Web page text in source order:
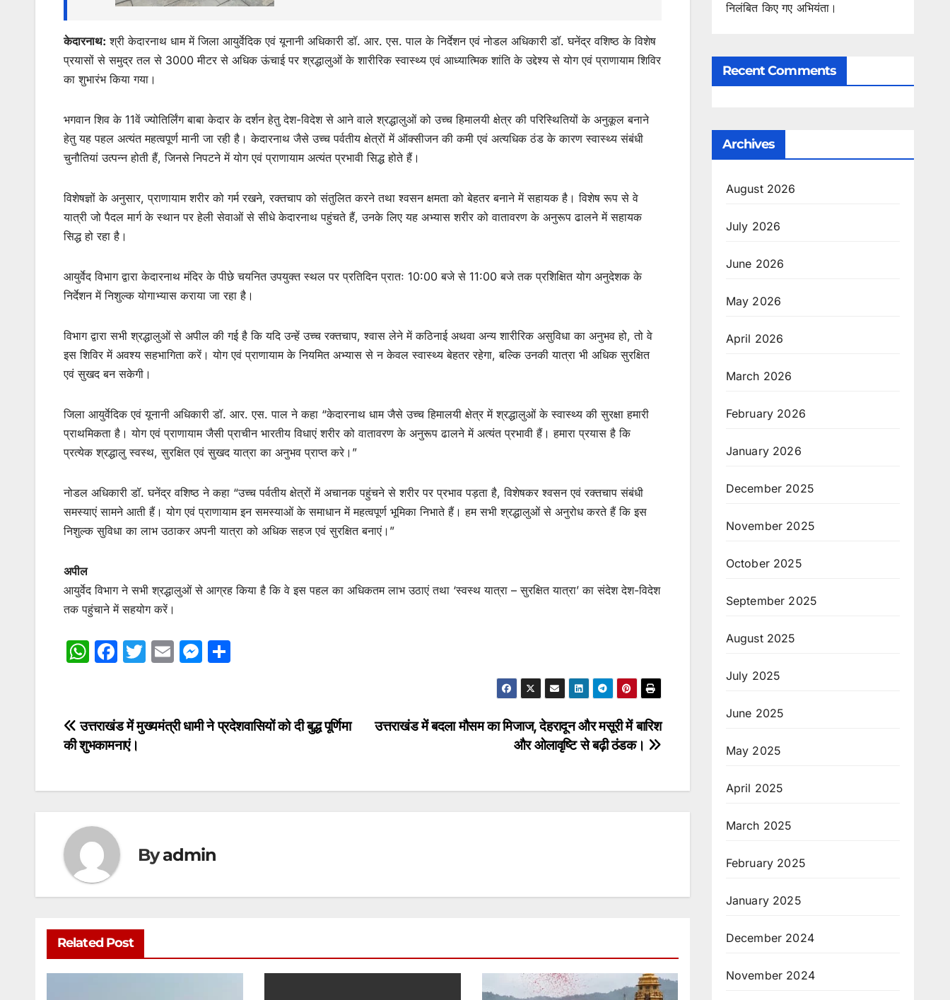
केदारनाथ: श्री केदारनाथ धाम में जिला आयुर्वेदिक एवं यूनानी अधिकारी डॉ. आर. एस. पाल के निर्देशन एवं नोडल अधिकारी डॉ. घनेंद्र वशिष्ठ के विशेष
प्रयासों से समुद्र तल से 3000 मीटर से अधिक ऊंचाई पर श्रद्धालुओं के शारीरिक स्वास्थ्य एवं आध्यात्मिक शांति के उद्देश्य से योग एवं प्राणायाम शिविर
का शुभारंभ किया गया।
भगवान शिव के 11वें ज्योतिर्लिंग बाबा केदार के दर्शन हेतु देश-विदेश से आने वाले श्रद्धालुओं को उच्च हिमालयी क्षेत्र की परिस्थितियों के अनुकूल बनाने
हेतु यह पहल अत्यंत महत्वपूर्ण मानी जा रही है। केदारनाथ जैसे उच्च पर्वतीय क्षेत्रों में ऑक्सीजन की कमी एवं अत्यधिक ठंड के कारण स्वास्थ्य संबंधी
चुनौतियां उत्पन्न होती हैं, जिनसे निपटने में योग एवं प्राणायाम अत्यंत प्रभावी सिद्ध होते हैं।
विशेषज्ञों के अनुसार, प्राणायाम शरीर को गर्म रखने, रक्तचाप को संतुलित करने तथा श्वसन क्षमता को बेहतर बनाने में सहायक है। विशेष रूप से वे
यात्री जो पैदल मार्ग के स्थान पर हेली सेवाओं से सीधे केदारनाथ पहुंचते हैं, उनके लिए यह अभ्यास शरीर को वातावरण के अनुरूप ढालने में सहायक
सिद्ध हो रहा है।
आयुर्वेद विभाग द्वारा केदारनाथ मंदिर के पीछे चयनित उपयुक्त स्थल पर प्रतिदिन प्रातः 10:00 बजे से 11:00 बजे तक प्रशिक्षित योग अनुदेशक के
निर्देशन में निशुल्क योगाभ्यास कराया जा रहा है।
विभाग द्वारा सभी श्रद्धालुओं से अपील की गई है कि यदि उन्हें उच्च रक्तचाप, श्वास लेने में कठिनाई अथवा अन्य शारीरिक असुविधा का अनुभव हो, तो वे
इस शिविर में अवश्य सहभागिता करें। योग एवं प्राणायाम के नियमित अभ्यास से न केवल स्वास्थ्य बेहतर रहेगा, बल्कि उनकी यात्रा भी अधिक सुरक्षित
एवं सुखद बन सकेगी।
जिला आयुर्वेदिक एवं यूनानी अधिकारी डॉ. आर. एस. पाल ने कहा “केदारनाथ धाम जैसे उच्च हिमालयी क्षेत्र में श्रद्धालुओं के स्वास्थ्य की सुरक्षा हमारी
प्राथमिकता है। योग एवं प्राणायाम जैसी प्राचीन भारतीय विधाएं शरीर को वातावरण के अनुरूप ढालने में अत्यंत प्रभावी हैं। हमारा प्रयास है कि
प्रत्येक श्रद्धालु स्वस्थ, सुरक्षित एवं सुखद यात्रा का अनुभव प्राप्त करे।”
नोडल अधिकारी डॉ. घनेंद्र वशिष्ठ ने कहा “उच्च पर्वतीय क्षेत्रों में अचानक पहुंचने से शरीर पर प्रभाव पड़ता है, विशेषकर श्वसन एवं रक्तचाप संबंधी
समस्याएं सामने आती हैं। योग एवं प्राणायाम इन समस्याओं के समाधान में महत्वपूर्ण भूमिका निभाते हैं। हम सभी श्रद्धालुओं से अनुरोध करते हैं कि इस
निशुल्क सुविधा का लाभ उठाकर अपनी यात्रा को अधिक सहज एवं सुरक्षित बनाएं।”
अपील
आयुर्वेद विभाग ने सभी श्रद्धालुओं से आग्रह किया है कि वे इस पहल का अधिकतम लाभ उठाएं तथा ‘स्वस्थ यात्रा – सुरक्षित यात्रा’ का संदेश देश-विदेश
तक पहुंचाने में सहयोग करें।
W
s
A
p
F
e
b
o
T
er
E
l
M
s
g
e
Post
navigation
उत्तराखंड में बदला मौसम का मिजाज, देहरादून और मसूरी में बारिश
और ओलावृष्टि से बढ़ी ठंडक।
उत्तराखंड में मुख्यमंत्री धामी ने प्रदेशवासियों को दी बुद्ध पूर्णिमा
की शुभकामनाएं।
Byadmin
Related Post
निलंबित किए गए अभियंता।
Recent Comments
Archives
August 2026
July 2026
June 2026
May 2026
April 2026
March 2026
February 2026
January 2026
December 2025
November 2025
October 2025
September 2025
August 2025
July 2025
June 2025
May 2025
April 2025
March 2025
February 2025
January 2025
December 2024
November 2024